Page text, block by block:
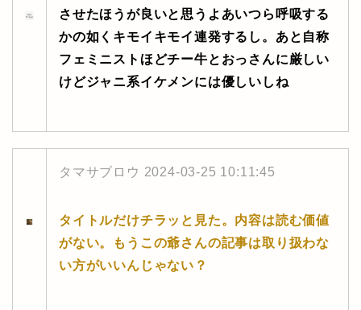
させたほうが良いと思うよあいつら呼吸する
かの如くキモイキモイ連発するし。あと自称
フェミニストほどチー牛とおっさんに厳しい
けどジャニ系イケメンには優しいしね
タマサブロウ 2024-03-25 10:11:45
タイトルだけチラッと見た。内容は読む価値
がない。もうこの爺さんの記事は取り扱わな
い方がいいんじゃない？